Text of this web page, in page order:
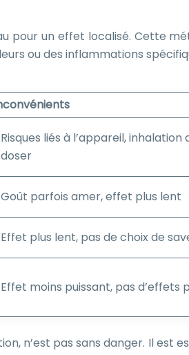
pour un effet localisé. Cette
ou des inflammations
Risques liés à l’appareil,
doser
Goût parfois amer, effet plus lent
Effet plus lent, pas de choix de
Effet moins puissant, pas d’effets
n’est pas sans danger. Il est